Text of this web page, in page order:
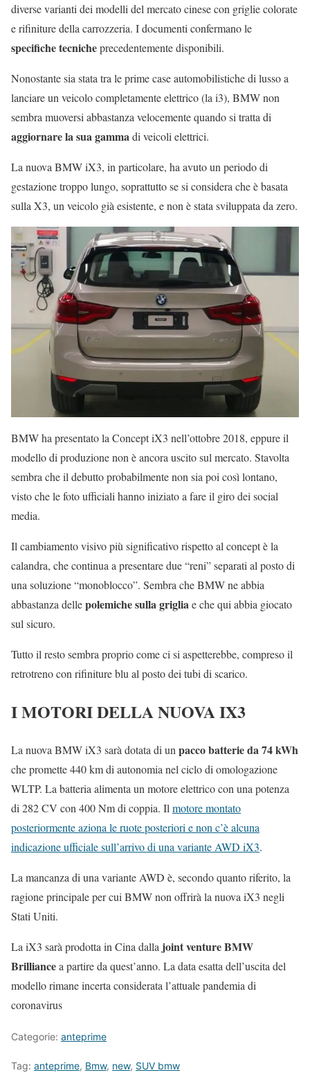
diverse varianti dei modelli del mercato cinese con griglie colorate
e rifiniture della carrozzeria. I documenti confermano le
specifiche tecnicheprecedentemente disponibili.
Nonostante sia stata tra le prime case automobilistiche di lusso a
lanciare un veicolo completamente elettrico (la i3), BMW non
sembra muoversi abbastanza velocemente quando si tratta di
aggiornare la sua gammadi veicoli elettrici.
La nuova BMW iX3, in particolare, ha avuto un periodo di
gestazione troppo lungo, soprattutto se si considera che è basata
sulla X3, un veicolo già esistente, e non è stata sviluppata da zero.
BMW ha presentato la Concept iX3 nell’ottobre 2018, eppure il
modello di produzione non è ancora uscito sul mercato. Stavolta
sembra che il debutto probabilmente non sia poi così lontano,
visto che le foto ufficiali hanno iniziato a fare il giro dei social
media.
Il cambiamento visivo più significativo rispetto al concept è la
calandra, che continua a presentare due “reni” separati al posto di
una soluzione “monoblocco”. Sembra che BMW ne abbia
abbastanza dellepolemiche sulla grigliae che qui abbia giocato
sul sicuro.
Tutto il resto sembra proprio come ci si aspetterebbe, compreso il
retrotreno con rifiniture blu al posto dei tubi di scarico.
I MOTORI DELLA NUOVA IX3
La nuova BMW iX3 sarà dotata di unpacco batterie da 74 kWh
che promette 440 km di autonomia nel ciclo di omologazione
WLTP. La batteria alimenta un motore elettrico con una potenza
di 282 CV con 400 Nm di coppia. Ilmotore montato
posteriormente aziona le ruote posteriori e non c’è alcuna
indicazione ufficiale sull’arrivo di una variante AWD iX3.
La mancanza di una variante AWD è, secondo quanto riferito, la
ragione principale per cui BMW non offrirà la nuova iX3 negli
Stati Uniti.
La iX3 sarà prodotta in Cina dalla joint venture BMW
Brilliancea partire da quest’anno. La data esatta dell’uscita del
modello rimane incerta considerata l’attuale pandemia di
coronavirus
Categorie: anteprime
Tag: anteprime, Bmw, new, SUV bmw